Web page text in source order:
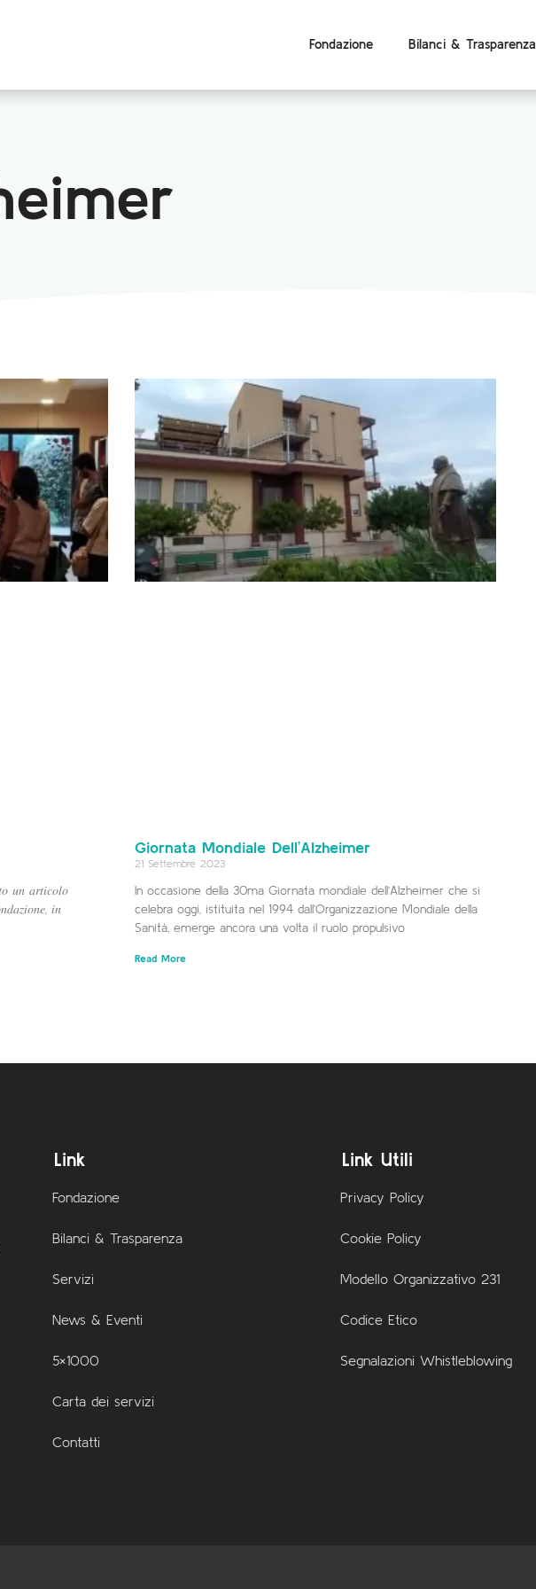
Fondazione Bilanci & Trasparenza
𝑢𝑛 𝑎𝑟𝑡𝑖𝑐𝑜𝑙𝑜
𝑖𝑛
Giornata Mondiale Dell’Alzheimer
21 Settembre 2023
In occasione della 30ma Giornata mondiale dell’Alzheimer che si
celebra oggi, istituita nel 1994 dall’Organizzazione Mondiale della
Sanità, emerge ancora una volta il ruolo propulsivo
Read More
Link
Fondazione
Bilanci & Trasparenza
Servizi
News & Eventi
5×1000
Carta dei servizi
Contatti
Link Utili
Privacy Policy
Cookie Policy
Modello Organizzativo 231
Codice Etico
Segnalazioni Whistleblowing